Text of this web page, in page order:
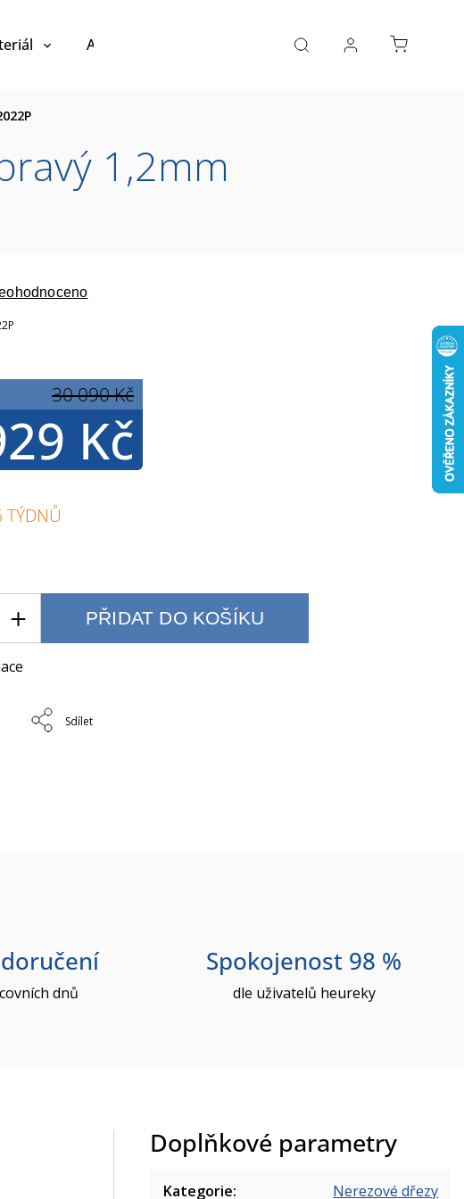
Akce a výprodej Návrh koupelny Reference
1,2mm
30 090 Kč
Kč
TÝDNŮ
PŘIDAT DO KOŠÍKU
Sdílet
dnů
Spokojenost 98 %
dle uživatelů heureky
Doplňkové parametry
Kategorie: Nerezové dřezy